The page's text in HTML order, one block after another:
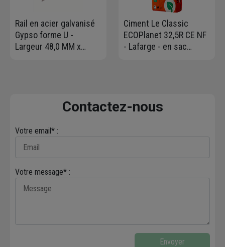
Rail en acier galvanisé
Gypso forme U -
Largeur 48,0 MM x
Ciment Le Classic
ECOPlanet 32,5R CE NF
- Lafarge - en sac
Contactez-nous
Votre email* :
Votre message* :
Envoyer